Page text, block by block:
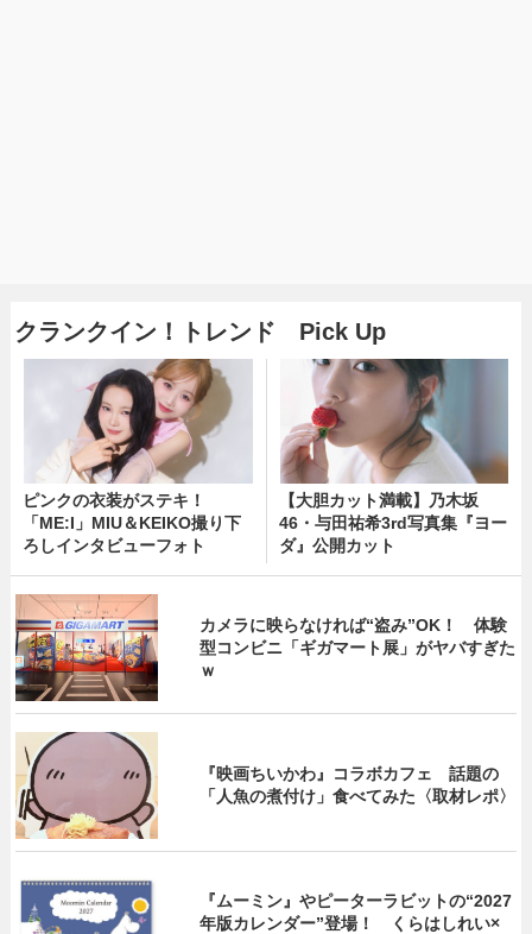
クランクイン！トレンド Pick Up
ピンクの衣装がステキ！
「ME:I」MIU＆KEIKO撮り下
ろしインタビューフォト
【大胆カット満載】乃木坂
46・与田祐希3rd写真集『ヨー
ダ』公開カット
カメラに映らなければ“盗み”OK！ 体験
型コンビニ「ギガマート展」がヤバすぎた
ｗ
『映画ちいかわ』コラボカフェ 話題の
「人魚の煮付け」食べてみた〈取材レポ〉
『ムーミン』やピーターラビットの“2027
年版カレンダー”登場！ くらはしれい×